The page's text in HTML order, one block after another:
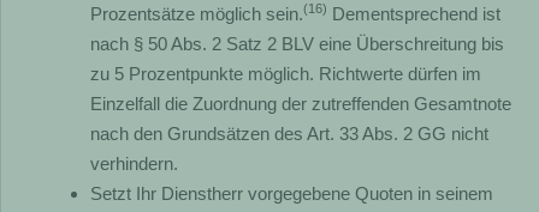
Prozentsätze möglich sein.(16) Dementsprechend ist
nach § 50 Abs. 2 Satz 2 BLV eine Überschreitung bis
zu 5 Prozentpunkte möglich. Richtwerte dürfen im
Einzelfall die Zuordnung der zutreffenden Gesamtnote
nach den Grundsätzen des Art. 33 Abs. 2 GG nicht
verhindern.
Setzt Ihr Dienstherr vorgegebene Quoten in seinem